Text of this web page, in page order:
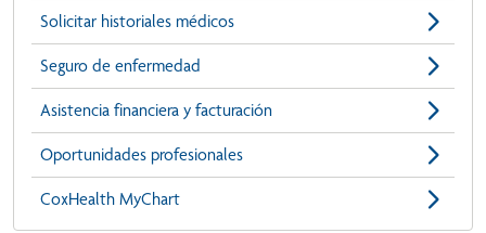
Solicitar historiales médicos
Seguro de enfermedad
Asistencia financiera y facturación
Oportunidades profesionales
CoxHealth MyChart